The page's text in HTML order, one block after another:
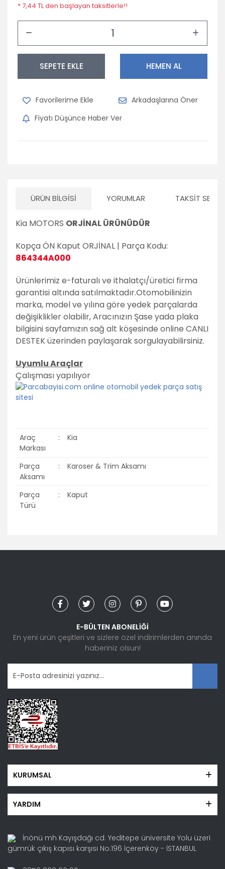
* 7,44 TL den başlayan taksitlerle!!
SEPETE EKLE HEMEN AL
Arkadaşlarına Öner
Fiyatı Düşünce Haber Ver
ÜRÜN BILGISI YORUMLAR TAKSIT
Kia MOTORS ORJİNAL ÜRÜNÜDÜR
Kopça ÖN Kaput ORJİNAL | Parça Kodu:
864344A000
Ürünlerimiz e-faturalı ve ithalatçı/üretici firma
garantisi altında satılmaktadır.Otomobilinizin
marka, model ve yılına göre yedek parçalarda
değişiklikler olabilir,Aracınızın Şase yada plaka
bilgisini sayfamızın sağ alt köşesinde online CANLI
DESTEK üzerinden paylaşarak sorgulayabilirsiniz.
Uyumlu Araçlar
Çalışması yapılıyor
Araç
Markası
: Kia
Parça
Aksamı
: Karoser & Trim Aksamı
Parça
Türü
: Kaput
konularda yetersiz gördüğünüz noktaları öneri formunu
Ürün açıklamasında eksik bilgiler bulunuyor.
Ürün bilgilerinde hatalar bulunuyor.
Ürün fiyatı diğer sitelerden daha pahalı.
Bu ürüne benzer farklı alternatifler olmalı.
E-BÜLTEN ABONELİĞİ
En yeni ürün çeşitleri ve sizlere özel indirimlerden anında
haberiniz olsun!
KURUMSAL
YARDIM
İnönü mh Kayışdağı cd. Yeditepe üniversite Yolu üzeri
gümrük çıkış kapısı karşısı No:196 İçerenköy - İSTANBUL